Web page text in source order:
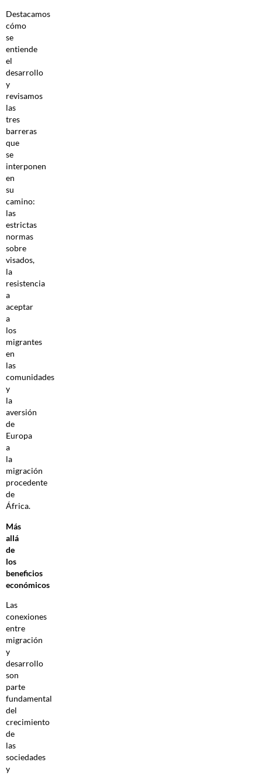
Destacamos
cómo
se
entiende
el
desarrollo
y
revisamos
las
tres
barreras
que
se
interponen
en
su
camino:
las
estrictas
normas
sobre
visados,
la
resistencia
a
aceptar
a
los
migrantes
en
las
comunidades
y
la
aversión
de
Europa
a
la
migración
procedente
de
África.
Más
allá
de
los
beneficios
económicos
Las
conexiones
entre
migración
y
desarrollo
son
parte
fundamental
del
crecimiento
de
las
sociedades
y